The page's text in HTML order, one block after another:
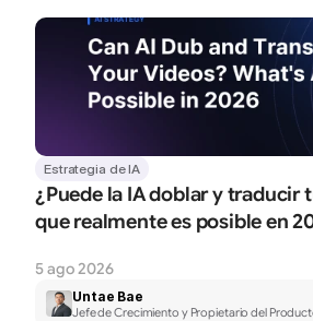
Estrategia de IA
¿Puede la IA doblar y traducir
que realmente es posible en
5 ago 2026
Untae Bae
Jefe de Crecimiento y Propietario del